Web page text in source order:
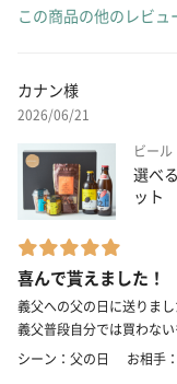
この商品の他のレビュ
カナン様
2026/06/21
ビール
選べ
ット
喜んで貰えました！
義父への父の日に送りま
義父普段自分では買わな
シーン：父の日
お相手